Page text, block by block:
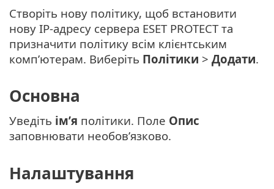
Створіть нову політику, щоб встановити
нову IP-адресу сервера ESET PROTECT та
призначити політику всім клієнтським
комп’ютерам. Виберіть Політики > Додати.
Основна
Уведіть ім’я політики. Поле Опис
заповнювати необов’язково.
Налаштування